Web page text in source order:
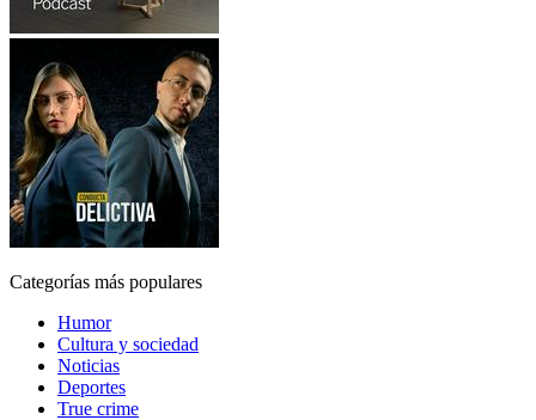
Categorías más populares
Humor
Cultura y sociedad
Noticias
Deportes
True crime